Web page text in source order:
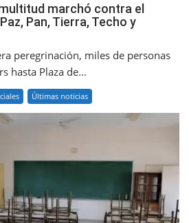
marchó contra el
Pan, Tierra, Techo y
peregrinación, miles de personas
hasta Plaza de...
Últimas noticias